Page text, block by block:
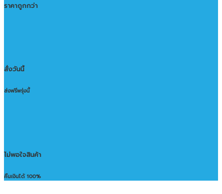
ราคาถูกกว่า
สั่งวันนี้
ส่งฟรีพรุ่งนี้
ไม่พอใจสินค้า
คืนเงินได้ 100%